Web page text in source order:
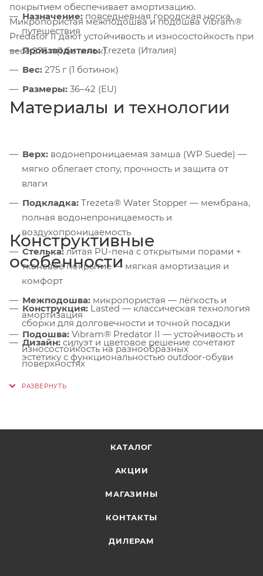
покрытием обеспечивает амортизацию.
Микропористая межподошва и подошва Vibram®
Predator II дают устойчивость и износостойкость при
весе 275 г (1 ботинок).
Назначение: повседневная городская носка,
путешествия
Производитель:Trezeta (Италия)
Вес: 275 г (1 ботинок)
Размеры: 36–42 (EU)
Материалы и технологии
Верх: водонепроницаемая замша (WP Suede) —
мягко облегает стопу, прочность и защита от
влаги
Подкладка: Trezeta® Water Stopper — мембрана,
полная водонепроницаемость и
воздухопроницаемость
Стелька: литая PU-пена с открытыми порами +
тканевое покрытие — мягкая амортизация и
комфорт
Межподошва: микропористая — лёгкость и
амортизация
Подошва: Vibram® Predator II — устойчивость и
износостойкость на разнообразных
поверхностях
Конструктивные
особенности
Конструкция: Lasted — классическая технология
сборки для долговечности и точной посадки
Дизайн: силуэт и цветовое решение сочетают
эстетику с функциональностью outdoor-обуви
КАТАЛОГ
АКЦИИ
МАГАЗИНЫ
КОНТАКТЫ
ДИЛЕРАМ